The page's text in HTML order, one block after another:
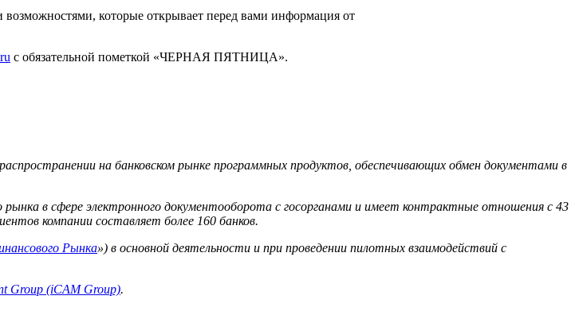
возможностями, которые открывает перед вами информация от
с обязательной пометкой «ЧЕРНАЯ ПЯТНИЦА».
на банковском рынке программных продуктов, обеспечивающих обмен документами в
рынка в сфере электронного документооборота с госорганами и имеет контрактные отношения с 43
компании составляет более 160 банков.
Рынка») в основной деятельности и при проведении пилотных взаимодействий с
Group (iCAM Group).